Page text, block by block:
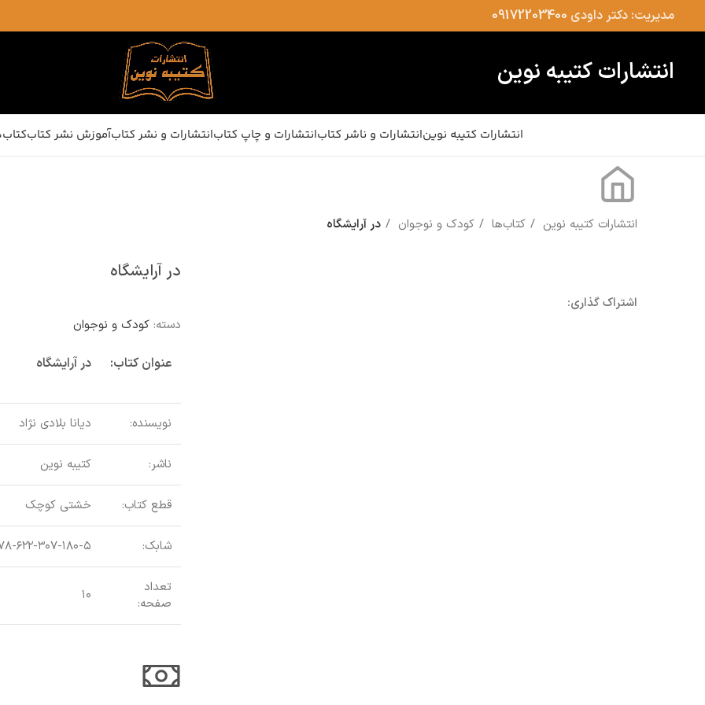
مدیریت: دکتر داودی 09172203400
انتشارات کتیبه نوین
انتشارات کتیبه نوینانتشارات و ناشر کتابانتشارات و چاپ کتابانتشارات و نشر کتابآموزش نشر کتاب
انتشارات کتیبه نوین کتاب‌ها کودک و نوجوان در آرایشگاه
اشتراک گذاری:
در آرایشگاه
دسته: کودک و نوجوان
عنوان کتاب: در آرایشگاه
نویسنده: دیانا بلادی نژاد
ناشر: کتیبه نوین
قطع کتاب: خشتی کوچک
شابک: ۹۷۸-۶۲۲-۳۰۷-
تعداد
صفحه:
۱۰